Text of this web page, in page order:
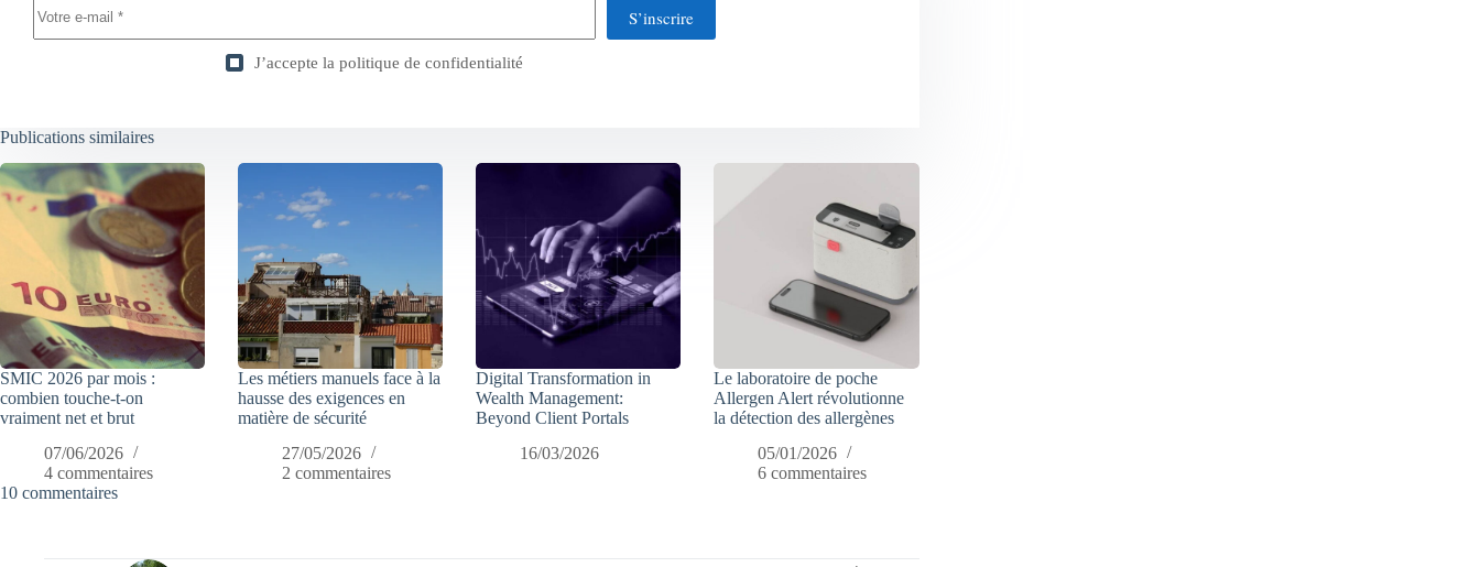
S’inscrire
J’accepte la politique de confidentialité
Publications similaires
SMIC 2026 par mois :
combien touche-t-on
vraiment net et brut
07/06/2026
4 commentaires
Les métiers manuels face à la
hausse des exigences en
matière de sécurité
27/05/2026
2 commentaires
Digital Transformation in
Wealth Management:
Beyond Client Portals
16/03/2026
Le laboratoire de poche
Allergen Alert révolutionne
la détection des allergènes
05/01/2026
6 commentaires
10 commentaires